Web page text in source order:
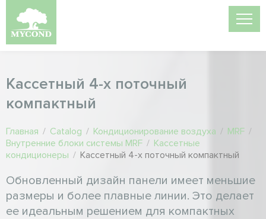
Кассетный 4-х поточный
компактный
Главная / Catalog / Кондиционирование воздуха / MRF /
Внутренние блоки системы MRF / Кассетные
кондиционеры / Кассетный 4-х поточный компактный
Обновленный дизайн панели имеет меньшие
размеры и более плавные линии. Это делает
ее идеальным решением для компактных